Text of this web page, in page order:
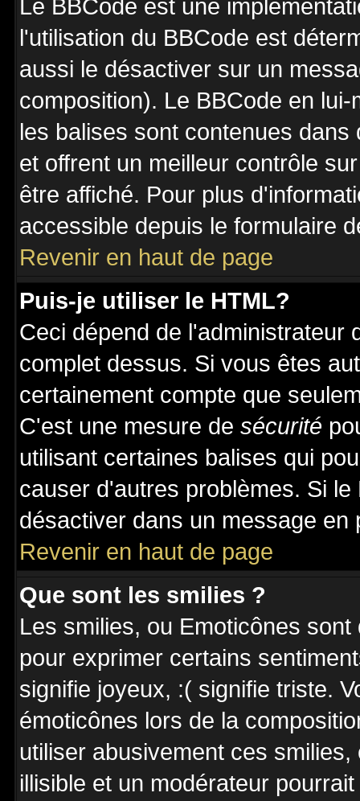
Le BBCode est une
l'utilisation du BBCode est
aussi le désactiver sur un
composition). Le BBCode en
les balises sont contenues
et offrent un meilleur contrôle
être affiché. Pour plus
accessible depuis le formulaire
Revenir en haut de page
Puis-je utiliser le HTML?
Ceci dépend de l'administrateur
complet dessus. Si vous êtes
certainement compte que
C'est une mesure de sécurité
utilisant certaines balises qui
causer d'autres problèmes. Si
désactiver dans un message
Revenir en haut de page
Que sont les smilies ?
Les smilies, ou Emoticônes
pour exprimer certains
signifie joyeux, :( signifie triste.
émoticônes lors de la
utiliser abusivement ces
illisible et un modérateur